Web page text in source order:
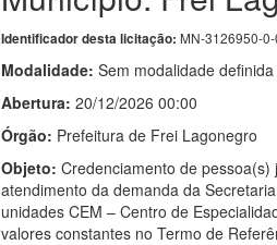
Identificador desta licitação: MN-3126950-
Modalidade: Sem modalidade definida
Abertura: 20/12/2026 00:00
Órgão: Prefeitura de Frei Lagonegro
Objeto: Credenciamento de
atendimento da demanda da
unidades CEM – Centro de
valores constantes no Termo de